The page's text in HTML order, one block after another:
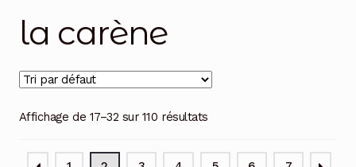
la carène
Affichage de 17–32 sur 110 résultats